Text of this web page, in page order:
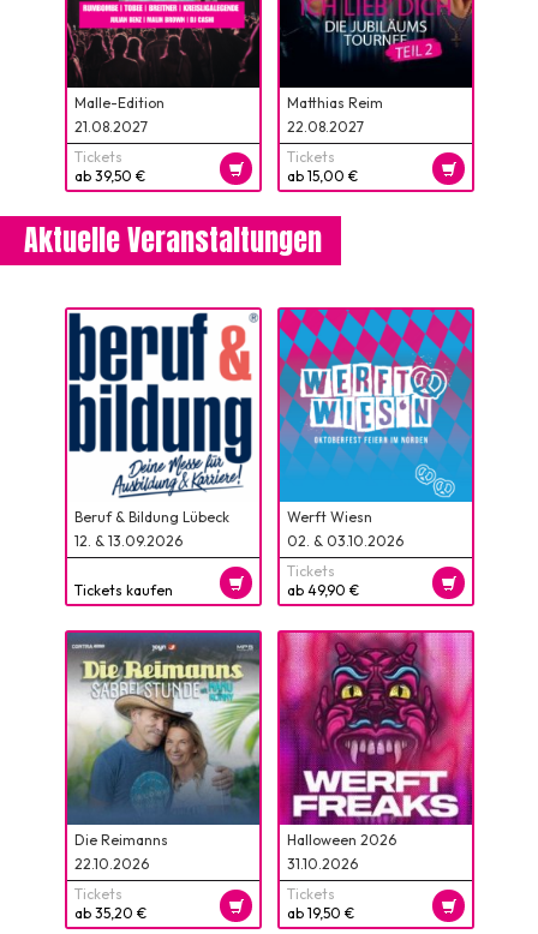
Malle-Edition
21.08.2027
Tickets
ab 39,50 €
Matthias Reim
22.08.2027
Tickets
ab 15,00 €
Aktuelle Veranstaltungen
Beruf & Bildung Lübeck
12. & 13.09.2026
Tickets kaufen
Werft Wiesn
02. & 03.10.2026
Tickets
ab 49,90 €
Die Reimanns
22.10.2026
Tickets
ab 35,20 €
Halloween 2026
31.10.2026
Tickets
ab 19,50 €